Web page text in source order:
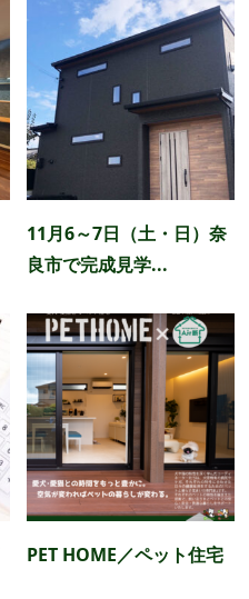
11月6～7日（土・日）奈
良市で完成見学...
PET HOME／ペット住宅